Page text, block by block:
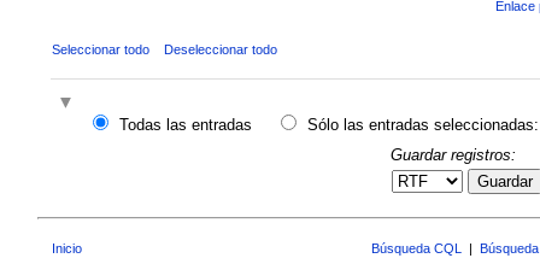
Enlace
Seleccionar todo Deseleccionar todo
Todas las entradas
Sólo las entradas seleccionadas:
Guardar registros:
Guardar
Inicio Búsqueda CQL